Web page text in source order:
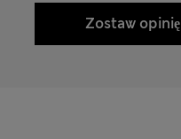
Zostaw opinię